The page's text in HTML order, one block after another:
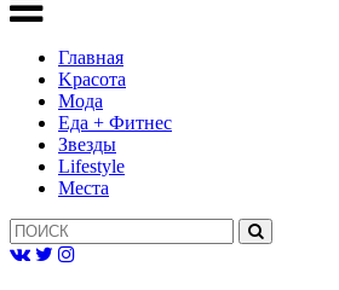
Главная
Kрасота
Мода
Еда + Фитнес
Звезды
Lifestyle
Mеста